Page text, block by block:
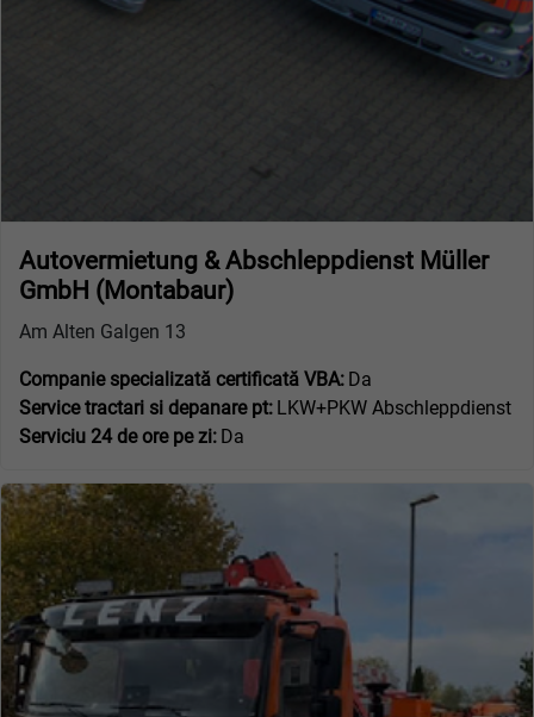
Autovermietung & Abschleppdienst Müller
GmbH (Montabaur)
Am Alten Galgen 13
Companie specializată certificată VBA: Da
Service tractari si depanare pt: LKW+PKW Abschleppdienst
Serviciu 24 de ore pe zi: Da